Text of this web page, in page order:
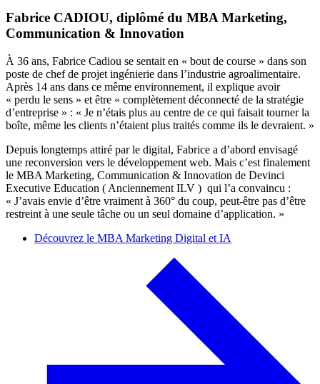
Fabrice CADIOU, diplômé du MBA Marketing,
Communication & Innovation
À 36 ans, Fabrice Cadiou se sentait en « bout de course » dans son
poste de chef de projet ingénierie dans l’industrie agroalimentaire.
Après 14 ans dans ce même environnement, il explique avoir
« perdu le sens » et être « complètement déconnecté de la stratégie
d’entreprise » : « Je n’étais plus au centre de ce qui faisait tourner la
boîte, même les clients n’étaient plus traités comme ils le devraient. »
Depuis longtemps attiré par le digital, Fabrice a d’abord envisagé
une reconversion vers le développement web. Mais c’est finalement
le MBA Marketing, Communication & Innovation de Devinci
Executive Education ( Anciennement ILV ) qui l’a convaincu :
« J’avais envie d’être vraiment à 360° du coup, peut-être pas d’être
restreint à une seule tâche ou un seul domaine d’application. »
Découvrez le MBA Marketing Digital et IA